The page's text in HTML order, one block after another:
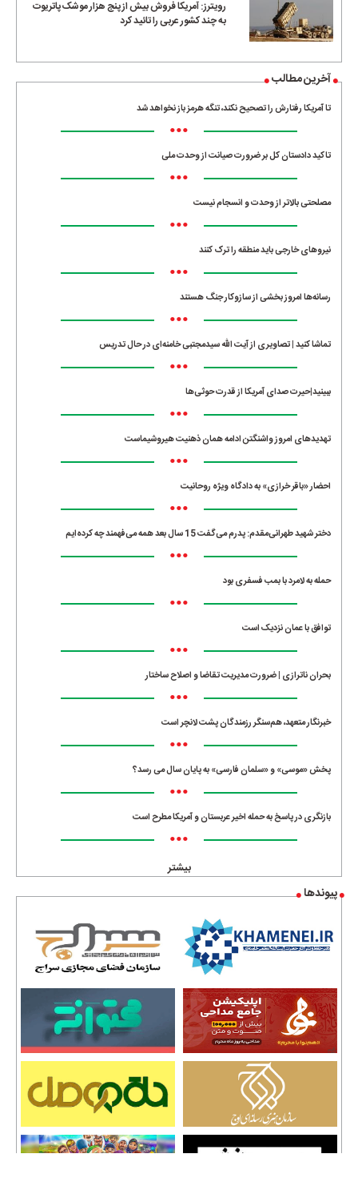
رویترز: آمریکا فروش بیش از پنج هزار موشک پاتریوت
به چند کشور عربی را تائید کرد
آخرین مطالب
تا آمریکا رفتارش را تصحیح نکند، تنگه هرمز باز نخواهد شد
•••
تاکید دادستان کل بر ضرورت صیانت از وحدت ملی
•••
مصلحتی بالاتر از وحدت و انسجام نیست
•••
نیروهای خارجی باید منطقه را ترک کنند
•••
رسانه‌ها امروز بخشی از سازوکار جنگ هستند
•••
تماشا کنید | تصاویری از آیت الله سیدمجتبی خامنه‌ای در حال تدریس
•••
ببینید|حیرت صدای آمریکا از قدرت حوثی‌ها
•••
تهدیدهای امروز واشنگتن ادامه همان ذهنیت هیروشیماست
•••
احضار «باقر خرازی» به دادگاه ویژه روحانیت
•••
دختر شهید طهرانی‌مقدم: پدرم می‌گفت 15 سال بعد همه می‌فهمند چه کرده‌ایم
•••
حمله به لامرد با بمب فسفری بود
•••
توافق با عمان نزدیک است
•••
بحران ناترازی | ضرورت مدیریت تقاضا و اصلاح ساختار
•••
خبرنگار متعهد، هم‌سنگر رزمندگان پشت لانچر است
•••
پخش «موسی» و «سلمان فارسی» به پایان سال می رسد؟
•••
بازنگری در پاسخ به حمله اخیر عربستان و آمریکا مطرح است
•••
بیشتر
پیوندها